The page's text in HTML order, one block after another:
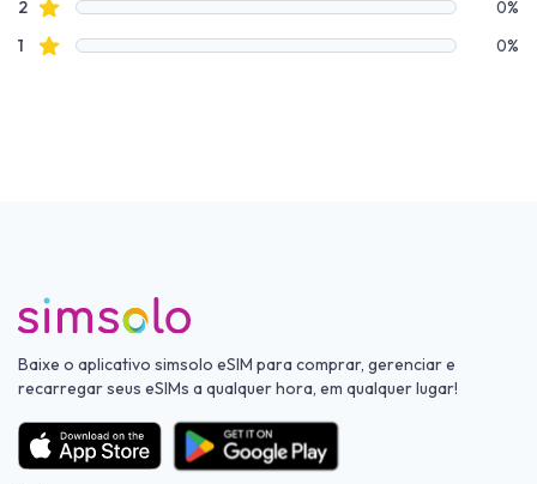
2avaliações de estrelas
0%
1 avaliações de estrelas 0%
Baixe o aplicativo simsolo eSIM para comprar, gerenciar e
recarregar seus eSIMs a qualquer hora, em qualquer lugar!